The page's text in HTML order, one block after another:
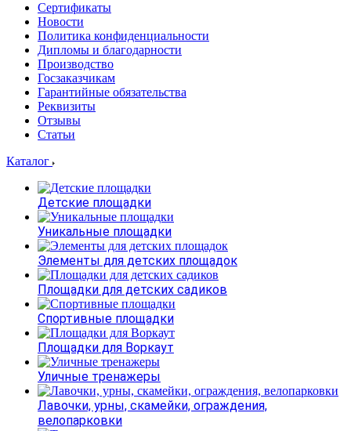
Сертификаты
Новости
Политика конфиденциальности
Дипломы и благодарности
Производство
Госзаказчикам
Гарантийные обязательства
Реквизиты
Отзывы
Статьи
Каталог
Детские площадки
Уникальные площадки
Элементы для детских площадок
Площадки для детских садиков
Спортивные площадки
Площадки для Воркаут
Уличные тренажеры
Лавочки, урны, скамейки, ограждения,
велопарковки